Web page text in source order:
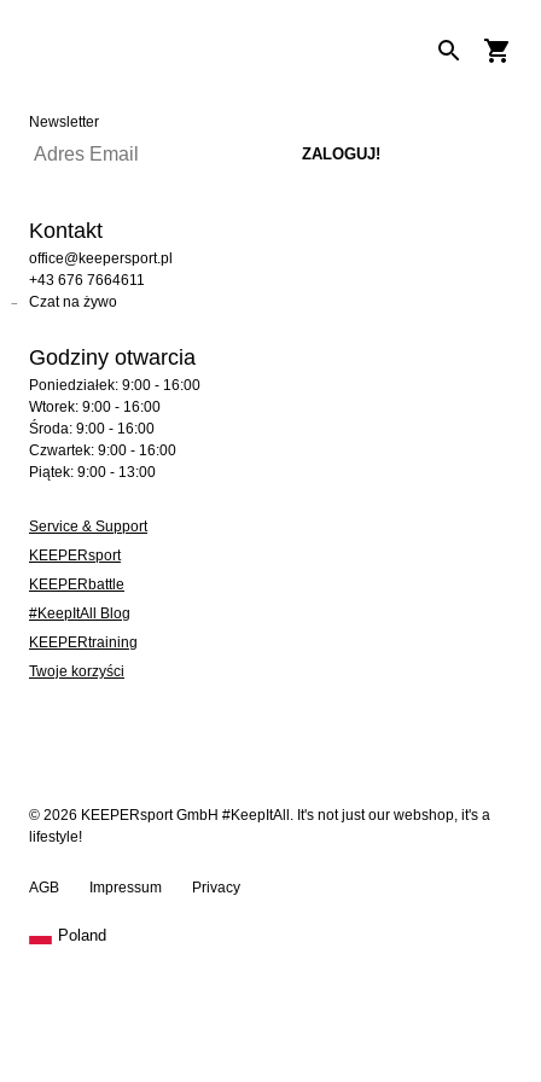
Newsletter
Kontakt
office@keepersport.pl
+43 676 7664611
Czat na żywo
Godziny otwarcia
Poniedziałek: 9:00 - 16:00
Wtorek: 9:00 - 16:00
Środa: 9:00 - 16:00
Czwartek: 9:00 - 16:00
Piątek: 9:00 - 13:00
Service & Support
KEEPERsport
KEEPERbattle
#KeepItAll Blog
KEEPERtraining
Twoje korzyści
© 2026 KEEPERsport GmbH #KeepItAll. It's not just our webshop, it's a
lifestyle!
AGB Impressum Privacy
Poland